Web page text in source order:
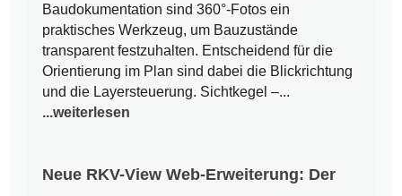
Baudokumentation sind 360°-Fotos ein
praktisches Werkzeug, um Bauzustände
transparent festzuhalten. Entscheidend für die
Orientierung im Plan sind dabei die Blickrichtung
und die Layersteuerung. Sichtkegel –...
...weiterlesen
Neue RKV-View Web-Erweiterung: Der